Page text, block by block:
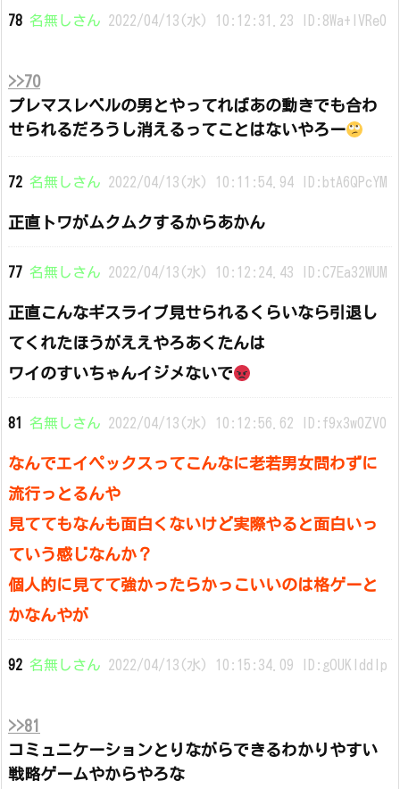
78 名無しさん 2022/04/13(水) 10:12:31.23 ID:8Wa+IVRe0
>>70
プレマスレベルの男とやってればあの動きでも合わ
せられるだろうし消えるってことはないやろー
72 名無しさん 2022/04/13(水) 10:11:54.94 ID:btA6QPcYM
正直トワがムクムクするからあかん
77 名無しさん 2022/04/13(水) 10:12:24.43 ID:C7Ea32WUM
正直こんなギスライブ見せられるくらいなら引退し
てくれたほうがええやろあくたんは
ワイのすいちゃんイジメないで
81 名無しさん 2022/04/13(水) 10:12:56.62 ID:f9x3w0ZV0
なんでエイペックスってこんなに老若男女問わずに
流行っとるんや
見ててもなんも面白くないけど実際やると面白いっ
ていう感じなんか？
個人的に見てて強かったらかっこいいのは格ゲーと
かなんやが
92 名無しさん 2022/04/13(水) 10:15:34.09 ID:gOUKlddIp
>>81
コミュニケーションとりながらできるわかりやすい
戦略ゲームやからやろな